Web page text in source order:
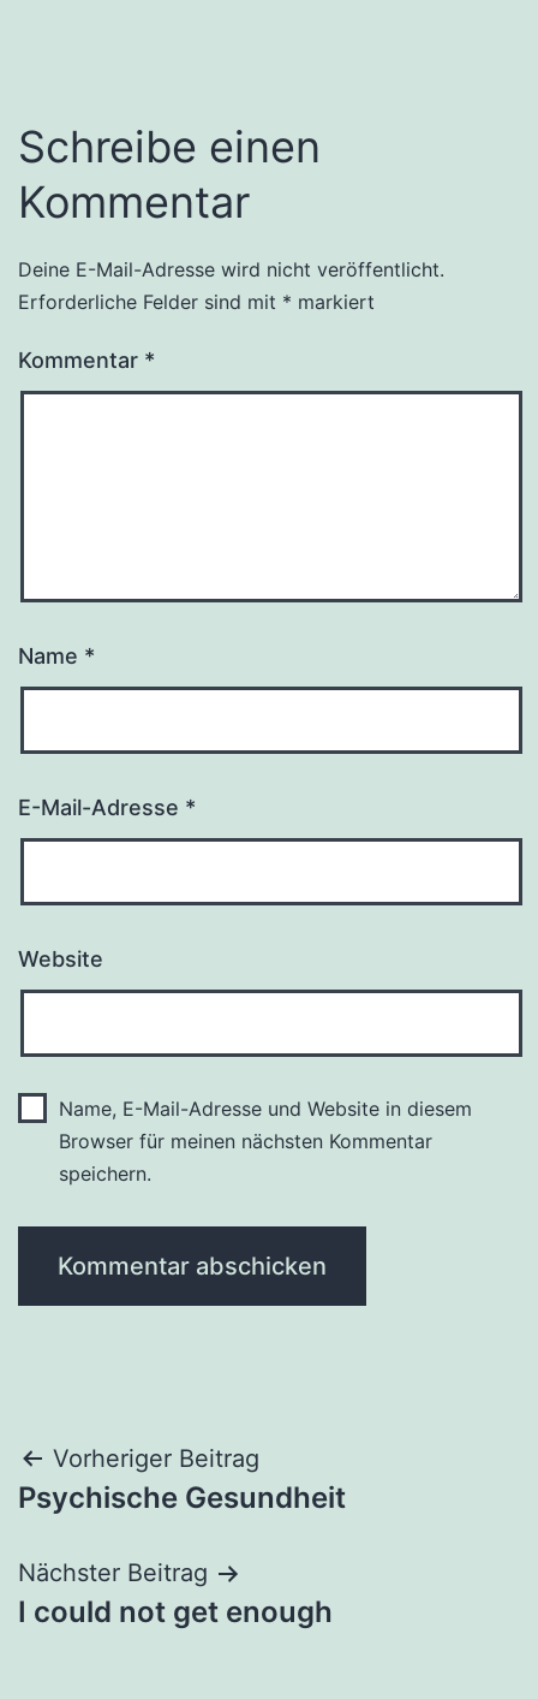
Schreibe einen
Kommentar
Deine E-Mail-Adresse wird nicht veröffentlicht.
Erforderliche Felder sind mit * markiert
Kommentar *
Name *
E-Mail-Adresse *
Website
Name, E-Mail-Adresse und Website in diesem
Browser für meinen nächsten Kommentar
speichern.
Beitragsnavigation
Vorheriger Beitrag
Psychische Gesundheit
Nächster Beitrag
I could not get enough